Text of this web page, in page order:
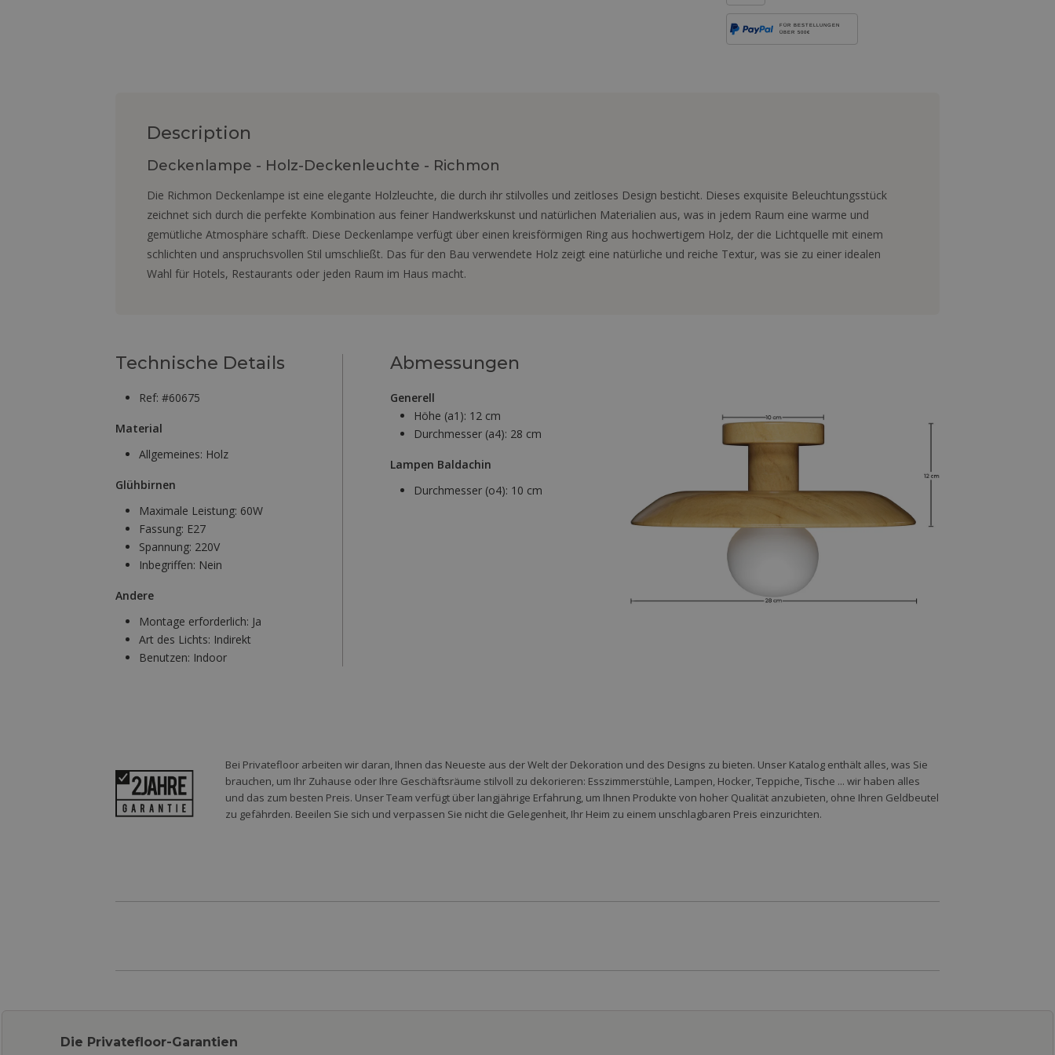
FÜR BESTELLUNGEN
ÜBER 500€
Description
Deckenlampe - Holz-Deckenleuchte - Richmon
Die Richmon Deckenlampe ist eine elegante Holzleuchte, die durch ihr stilvolles und zeitloses Design besticht. Dieses exquisite Beleuchtungsstück
zeichnet sich durch die perfekte Kombination aus feiner Handwerkskunst und natürlichen Materialien aus, was in jedem Raum eine warme und
gemütliche Atmosphäre schafft. Diese Deckenlampe verfügt über einen kreisförmigen Ring aus hochwertigem Holz, der die Lichtquelle mit einem
schlichten und anspruchsvollen Stil umschließt. Das für den Bau verwendete Holz zeigt eine natürliche und reiche Textur, was sie zu einer idealen
Wahl für Hotels, Restaurants oder jeden Raum im Haus macht.
Technische Details
Ref: #60675
Material
Allgemeines: Holz
Glühbirnen
Maximale Leistung: 60W
Fassung: E27
Spannung: 220V
Inbegriffen: Nein
Andere
Montage erforderlich: Ja
Art des Lichts: Indirekt
Benutzen: Indoor
Abmessungen
Generell
Höhe (a1): 12 cm
Durchmesser (a4): 28 cm
Lampen Baldachin
Durchmesser (o4): 10 cm
Bei Privatefloor arbeiten wir daran, Ihnen das Neueste aus der Welt der Dekoration und des Designs zu bieten. Unser Katalog enthält alles, was Sie
brauchen, um Ihr Zuhause oder Ihre Geschäftsräume stilvoll zu dekorieren: Esszimmerstühle, Lampen, Hocker, Teppiche, Tische ... wir haben alles
und das zum besten Preis. Unser Team verfügt über langjährige Erfahrung, um Ihnen Produkte von hoher Qualität anzubieten, ohne Ihren Geldbeutel
zu gefährden. Beeilen Sie sich und verpassen Sie nicht die Gelegenheit, Ihr Heim zu einem unschlagbaren Preis einzurichten.
Die Privatefloor-Garantien